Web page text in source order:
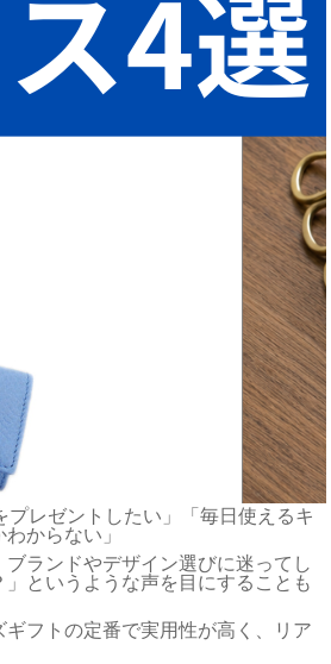
プレゼントしたい」「毎日使えるキ
からない」
ランドやデザイン選びに迷ってし
というような声を目にすることも
フトの定番で実用性が高く、リア